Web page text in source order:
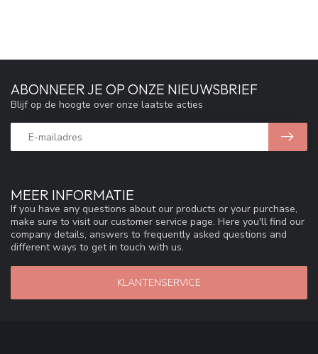
MEER INFORMATIE
If you have any questions about our products or your purchase,
make sure to visit our customer service page. Here you'll find our
company details, answers to frequently asked questions and
different ways to get in touch with us.
KLANTENSERVICE
ABONNEER JE OP ONZE NIEUWSBRIEF
Blijf op de hoogte over onze laatste acties